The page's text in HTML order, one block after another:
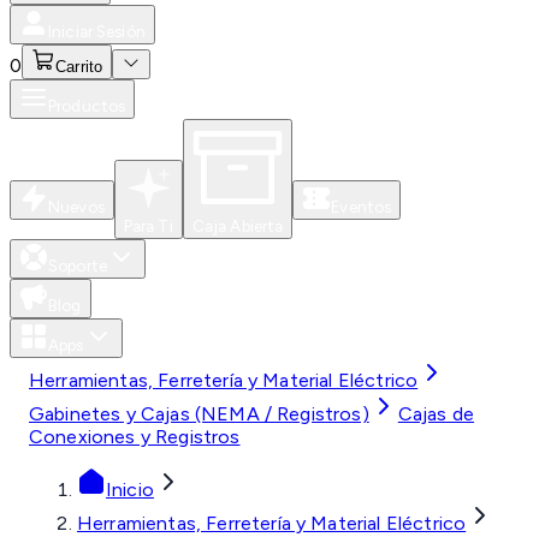
0 Carrito
Herramientas, Ferretería y Material Eléctrico
Gabinetes y Cajas (NEMA / Registros)
Cajas de
Conexiones y Registros
Inicio
Herramientas, Ferretería y Material Eléctrico